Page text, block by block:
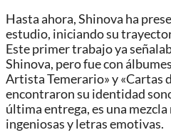
Hasta ahora, Shinova ha
estudio, iniciando su
Este primer trabajo ya
Shinova, pero fue con
Artista Temerario» y «Cartas
encontraron su identidad
última entrega, es una
ingeniosas y letras emotivas.